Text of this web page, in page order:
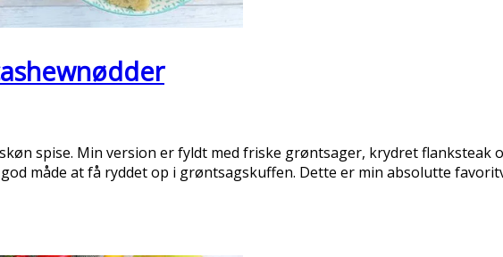
spise. Min version er fyldt med friske grøntsager, krydret flanksteak
måde at få ryddet op i grøntsagskuffen. Dette er min absolutte